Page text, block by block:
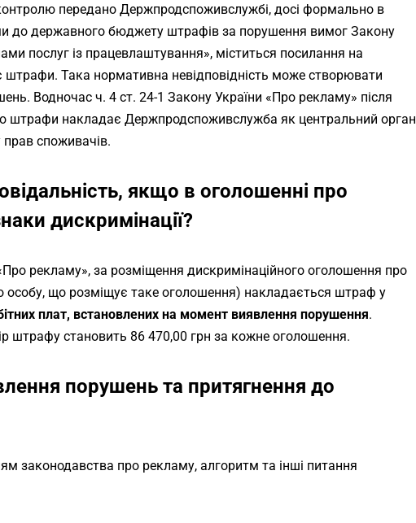
передано Держпродспоживслужбі, досі формально в
до державного бюджету штрафів за порушення вимог Закону
послуг із працевлаштування», міститься посилання на
Така нормативна невідповідність може створювати
Водночас ч. 4 ст. 24-1 Закону України «Про рекламу» після
штрафи накладає Держпродспоживслужба як центральний орган
прав споживачів.
якщо в оголошенні про
дискримінації?
рекламу», за розміщення дискримінаційного оголошення про
особу, що розміщує таке оголошення) накладається штраф у
плат, встановлених на момент виявлення порушення.
штрафу становить 86 470,00 грн за кожне оголошення.
порушень та притягнення до
законодавства про рекламу, алгоритм та інші питання